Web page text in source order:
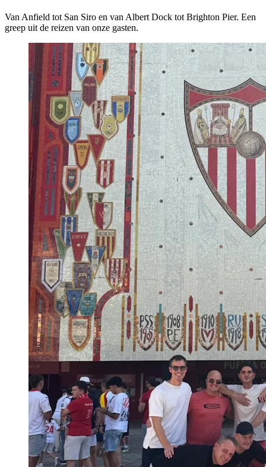
Van Anfield tot San Siro en van Albert Dock tot Brighton Pier. Een
greep uit de reizen van onze gasten.